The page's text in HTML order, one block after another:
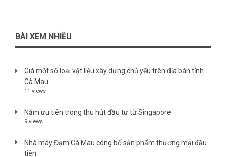
BÀI XEM NHIỀU
Giá một số loại vật liệu xây dựng chủ yếu trên địa bàn tỉnh
Cà Mau
11 views
Năm ưu tiên trong thu hút đầu tư từ Singapore
9 views
Nhà máy Đạm Cà Mau công bố sản phẩm thương mại đầu
tiên